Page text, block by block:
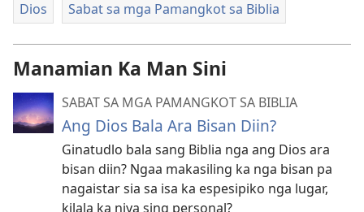
Dios Sabat sa mga Pamangkot sa Biblia
Manamian Ka Man Sini
SABAT SA MGA PAMANGKOT SA BIBLIA
Ang Dios Bala Ara Bisan Diin?
Ginatudlo bala sang Biblia nga ang Dios ara
bisan diin? Ngaa makasiling ka nga bisan pa
nagaistar sia sa isa ka espesipiko nga lugar,
kilala ka niya sing personal?